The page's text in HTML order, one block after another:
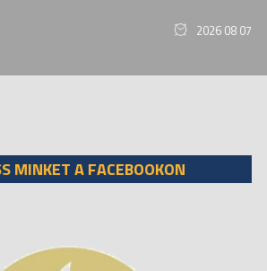
2026 08 07
MINKET A FACEBOOKON